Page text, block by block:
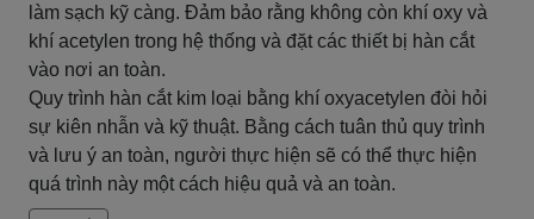
làm sạch kỹ càng. Đảm bảo rằng không còn khí oxy và
khí acetylen trong hệ thống và đặt các thiết bị hàn cắt
vào nơi an toàn.
Quy trình hàn cắt kim loại bằng khí oxyacetylen đòi hỏi
sự kiên nhẫn và kỹ thuật. Bằng cách tuân thủ quy trình
và lưu ý an toàn, người thực hiện sẽ có thể thực hiện
quá trình này một cách hiệu quả và an toàn.